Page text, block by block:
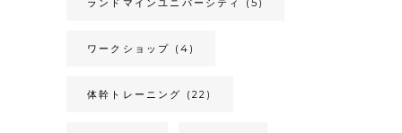
ランドマインユニバーシティ (5)
ワークショップ (4)
体幹トレーニング (22)